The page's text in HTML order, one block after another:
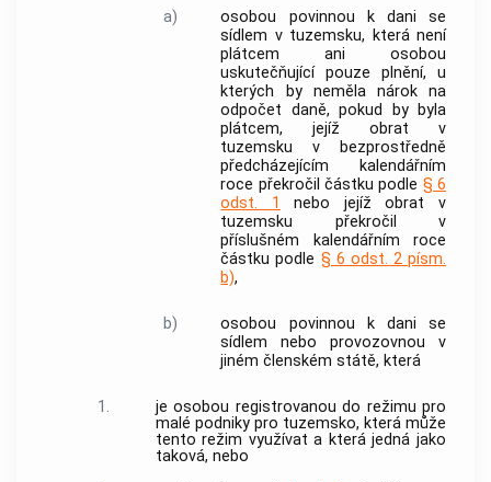
a)
osobou povinnou k dani se
sídlem v tuzemsku, která není
plátcem ani osobou
uskutečňující pouze plnění, u
kterých by neměla nárok na
odpočet daně, pokud by byla
plátcem, jejížobrat v
tuzemsku v bezprostředně
předcházejícím kalendářním
roce překročil částku podle § 6
odst. 1
nebo jejížobrat v
tuzemsku překročil v
příslušném kalendářním roce
částku podle § 6 odst. 2 písm.
b),
b)
osobou povinnou k dani se
sídlem neboprovozovnou v
jiném členském státě, která
1.
je osobou registrovanou do režimu pro
malé podniky pro tuzemsko, která může
tento režim využívat a která jedná jako
taková, nebo